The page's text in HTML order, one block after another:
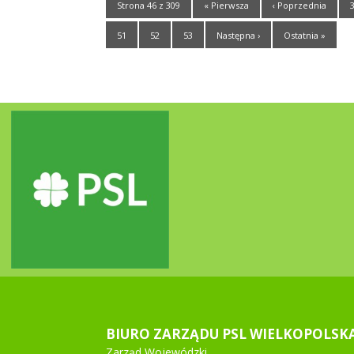
Strona 46 z 309 « Pierwsza ‹ Poprzednia
51 52 53 Następna › Ostatnia »
BIURO ZARZĄDU PSL